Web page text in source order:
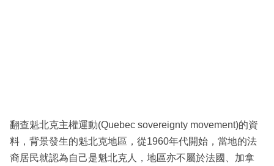
翻查魁北克主權運動(Quebec sovereignty movement)的資
料，背景發生的魁北克地區，從1960年代開始，當地的法
裔居民就認為自己是魁北克人，地區亦不屬於法國、加拿